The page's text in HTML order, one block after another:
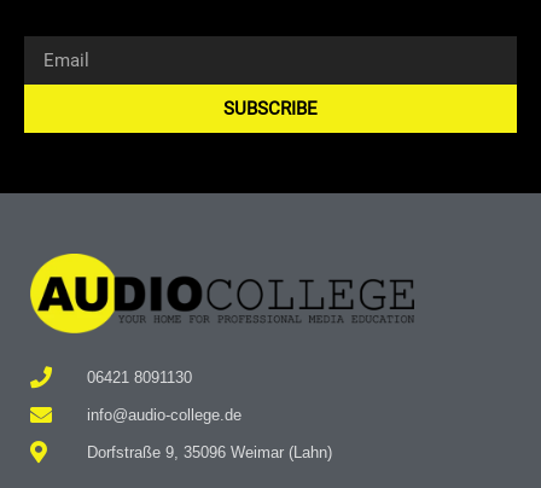
SUBSCRIBE
06421 8091130
info@audio-college.de
Dorfstraße 9, 35096 Weimar (Lahn)